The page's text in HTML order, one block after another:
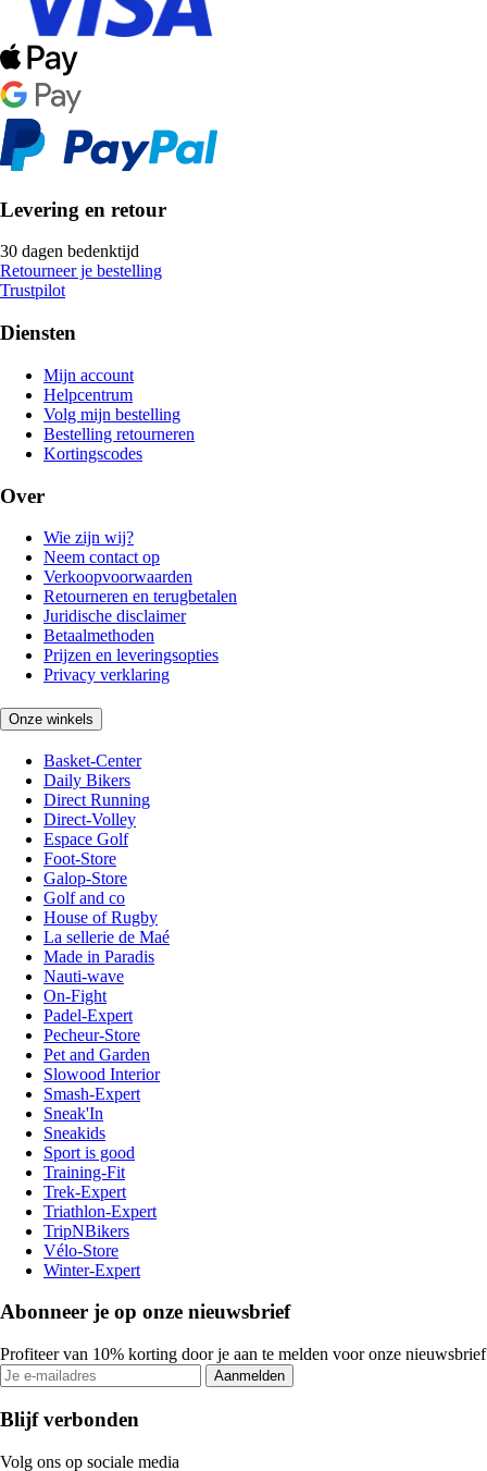
Levering en retour
30 dagen bedenktijd
Retourneer je bestelling
Trustpilot
Diensten
Mijn account
Helpcentrum
Volg mijn bestelling
Bestelling retourneren
Kortingscodes
Over
Wie zijn wij?
Neem contact op
Verkoopvoorwaarden
Retourneren en terugbetalen
Juridische disclaimer
Betaalmethoden
Prijzen en leveringsopties
Privacy verklaring
Onze winkels
Basket-Center
Daily Bikers
Direct Running
Direct-Volley
Espace Golf
Foot-Store
Galop-Store
Golf and co
House of Rugby
La sellerie de Maé
Made in Paradis
Nauti-wave
On-Fight
Padel-Expert
Pecheur-Store
Pet and Garden
Slowood Interior
Smash-Expert
Sneak'In
Sneakids
Sport is good
Training-Fit
Trek-Expert
Triathlon-Expert
TripNBikers
Vélo-Store
Winter-Expert
Abonneer je op onze nieuwsbrief
Profiteer van 10% korting door je aan te melden voor onze nieuwsbrief
Aanmelden
Blijf verbonden
Volg ons op sociale media